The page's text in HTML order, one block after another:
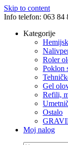
Skip to content
Info telefon: 063 84
Kategorije
Roler
Poklon
Gel
Refili,
Ostalo
Moj nalog